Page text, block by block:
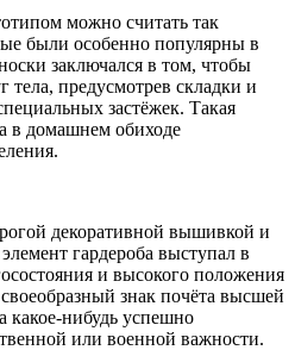
можно считать так
были особенно популярны в
заключался в том, чтобы
тела, предусмотрев складки и
застёжек. Такая
в домашнем обиходе
декоративной вышивкой и
гардероба выступал в
и высокого положения
знак почёта высшей
какое-нибудь успешно
или военной важности.